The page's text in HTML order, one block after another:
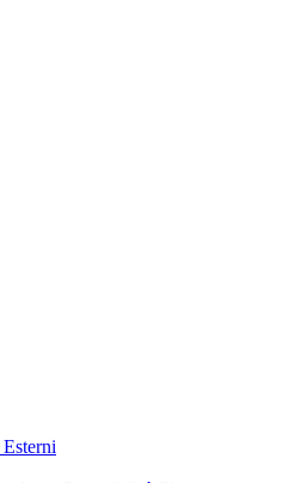
Esterni